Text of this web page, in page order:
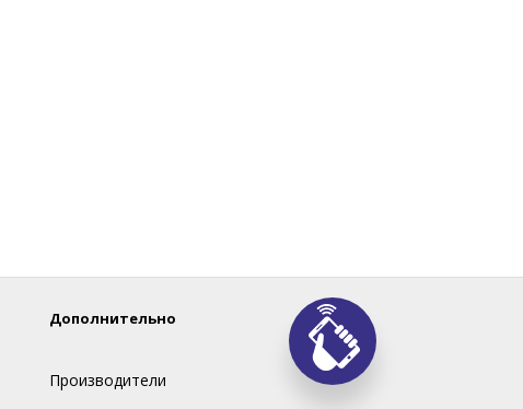
Дополнительно
Производители